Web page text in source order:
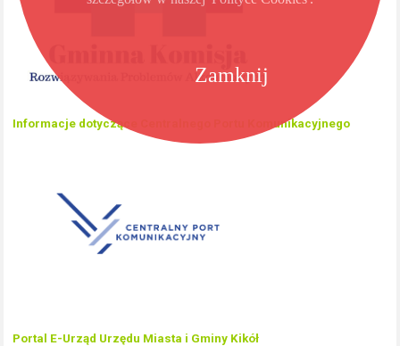
Informacje dotyczące Centralnego Portu Komunikacyjnego
Portal E-Urząd Urzędu Miasta i Gminy Kikół
Zamknij